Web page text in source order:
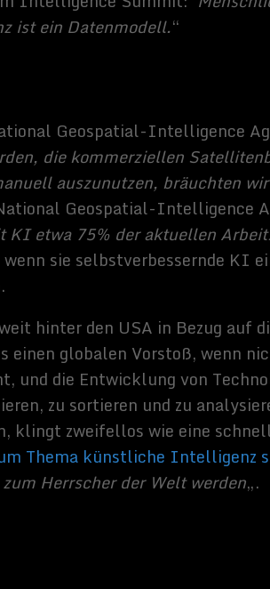
Sammy
was sich